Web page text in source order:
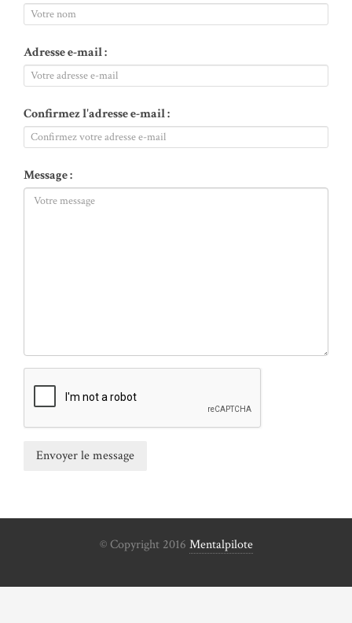
Adresse e-mail :
Confirmez l'adresse e-mail :
Message :
© Copyright 2016 Mentalpilote